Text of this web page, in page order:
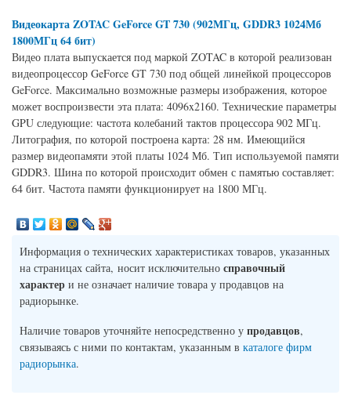
Видеокарта ZOTAC GeForce GT 730 (902МГц, GDDR3 1024Мб
1800МГц 64 бит)
Видео плата выпускается под маркой ZOTAC в которой реализован
видеопроцессор GeForce GT 730 под общей линейкой процессоров
GeForce. Максимально возможные размеры изображения, которое
может воспроизвести эта плата: 4096x2160. Технические параметры
GPU следующие: частота колебаний тактов процессора 902 МГц.
Литография, по которой построена карта: 28 нм. Имеющийся
размер видеопамяти этой платы 1024 Мб. Тип используемой памяти
GDDR3. Шина по которой происходит обмен с памятью составляет:
64 бит. Частота памяти функционирует на 1800 МГц.
Информация о технических характеристиках товаров, указанных
на страницах сайта, носит исключительно справочный
характер и не означает наличие товара у продавцов на
радиорынке.
Наличие товаров уточняйте непосредственно у продавцов,
связываясь с ними по контактам, указанным в каталоге фирм
радиорынка.